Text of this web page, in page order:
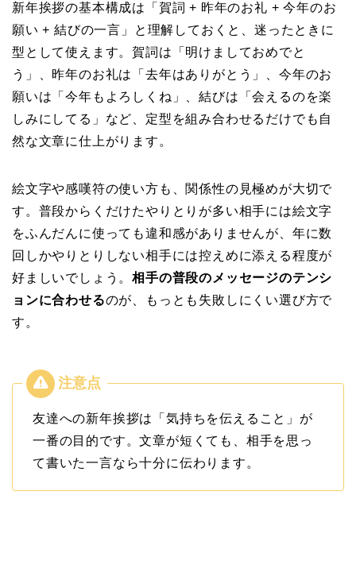
新年挨拶の基本構成は「賀詞 + 昨年のお礼 + 今年のお
願い + 結びの一言」と理解しておくと、迷ったときに
型として使えます。賀詞は「明けましておめでと
う」、昨年のお礼は「去年はありがとう」、今年のお
願いは「今年もよろしくね」、結びは「会えるのを楽
しみにしてる」など、定型を組み合わせるだけでも自
然な文章に仕上がります。
絵文字や感嘆符の使い方も、関係性の見極めが大切で
す。普段からくだけたやりとりが多い相手には絵文字
をふんだんに使っても違和感がありませんが、年に数
回しかやりとりしない相手には控えめに添える程度が
好ましいでしょう。相手の普段のメッセージのテンシ
ョンに合わせるのが、もっとも失敗しにくい選び方で
す。
友達への新年挨拶は「気持ちを伝えること」が
一番の目的です。文章が短くても、相手を思っ
て書いた一言なら十分に伝わります。